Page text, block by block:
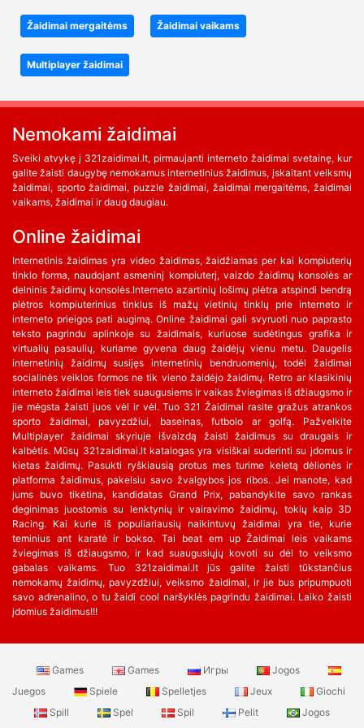
Žaidimai mergaitėms Žaidimai vaikams
Multiplayer žaidimai
Nemokami žaidimai
Sveiki atvykę į 321zaidimai.lt, pirmaujanti interneto žaidimai svetainę, kur
galite žaisti daugybę nemokamus internetinius žaidimus, įskaitant veiksmų
žaidimai, sporto žaidimai, puzzle žaidimai, žaidimai mergaitėms, žaidimai
vaikams, žaidimai ir daug daugiau.
Online žaidimai
Internetinis žaidimas yra video žaidimas, žaidžiamas per kai kompiuterių
tinklo forma, naudojant asmeninį kompiuterį, vaizdo žaidimų konsolės ar
delninis žaidimų konsolės.Interneto azartinių lošimų plėtra atspindi bendrą
plėtros kompiuterinius tinklus iš mažų vietinių tinklų prie interneto ir
interneto prieigos pati augimą. Online žaidimai gali svyruoti nuo paprasto
teksto pagrindu aplinkoje su žaidimais, kuriuose sudėtingus grafika ir
virtualių pasaulių, kuriame gyvena daug žaidėjų vienu metu. Daugelis
internetinių žaidimų susijęs internetinių bendruomenių, todėl žaidimai
socialinės veiklos formos ne tik vieno žaidėjo žaidimų. Retro ar klasikinių
interneto žaidimai leis tiek suaugusiems ir vaikas žviegimas iš džiaugsmo ir
jie mėgsta žaisti juos vėl ir vėl. Tuo 321 Žaidimai rasite gražus atrankos
sporto žaidimai, pavyzdžiui, baseinas, futbolo ar golfą. Pažvelkite
Multiplayer žaidimai skyriuje išvaizdą žaisti žaidimus su draugais ir
kalbėtis. Mūsų 321zaidimai.lt katalogas yra visiškai suderinti su įdomus ir
kietas žaidimų. Pasukti ryškiausią protus mes turime keletą dėlionės ir
platforma žaidimus, pakelsiu savo žvalgybos jos ribos. Jei manote, kad
jums buvo tikėtina, kandidatas Grand Prix, pabandykite savo rankas
deginimas juostomis su lenktynių ir vairavimo žaidimų, tokių kaip 3D
Racing. Kai kurie iš populiariausių naikintuvų žaidimai yra tie, kurie
teminius ant karatė ir bokso. Tai beat em up Žaidimai leis vaikams
žviegimas iš džiaugsmo, ir kad suaugusiųjų kovoti su dėl to veiksmo
gabalas vaikams. Tuo 321zaidimai.lt jūs galite žaisti tūkstančius
nemokamų žaidimų, pavyzdžiui, veiksmo žaidimai, ir jie bus pripumpuoti
savo adrenalino, o tu žaidi cool naršyklės pagrindu žaidimai. Laiko žaisti
įdomius žaidimus!!!
Games Games Игры
Jogos
Juegos
Spiele Spelletjes Jeux
Giochi
Spill
Spel Spil Pelit
Jogos